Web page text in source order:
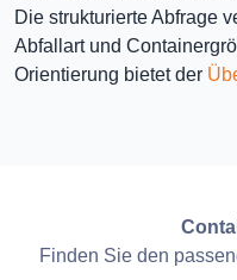
Die strukturierte Abfrage
Abfallart und
Orientierung bietet der
Finden Sie den